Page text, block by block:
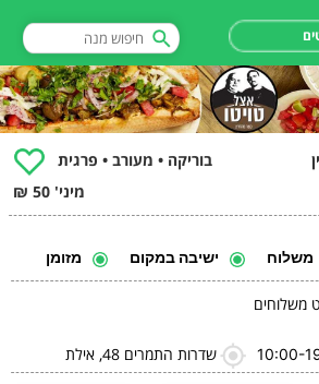
בוריקה • מעורב • פרגית
מיני' 50 ₪
משלוח ישיבה במקום מזומן
משלוחים
שדרות התמרים 48, אילת